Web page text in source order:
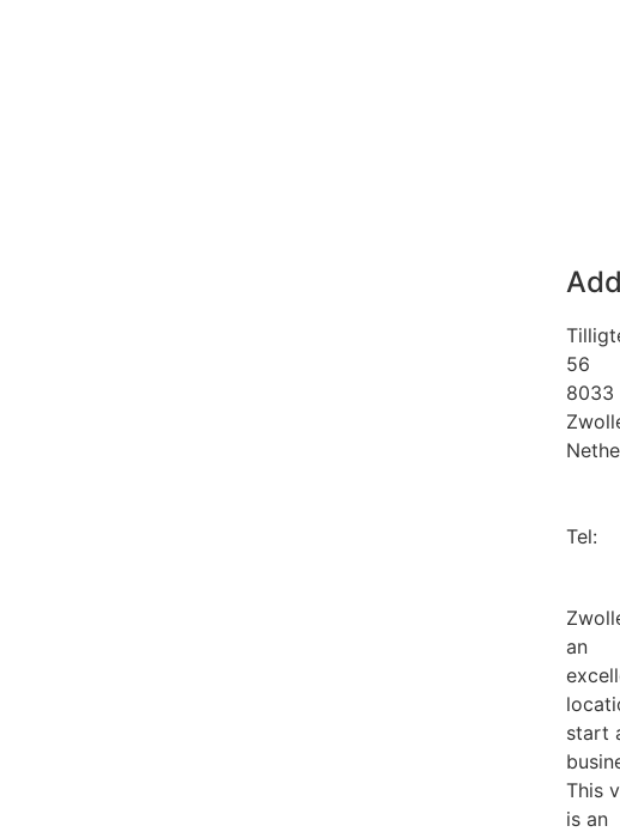
56
8033
Tel:
an
start
This
is an